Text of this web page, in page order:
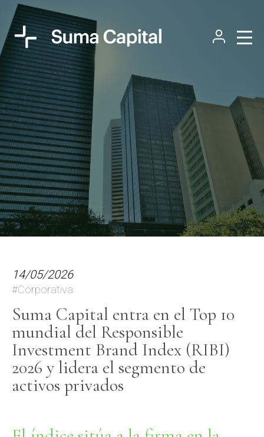
14/05/2026
#Corporativa
Suma Capital entra en el Top 10
mundial del Responsible
Investment Brand Index (RIBI)
2026 y lidera el segmento de
activos privados